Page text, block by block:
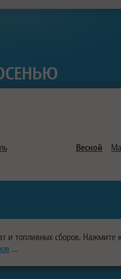
Весной
и топливных сборов. Нажмите
…